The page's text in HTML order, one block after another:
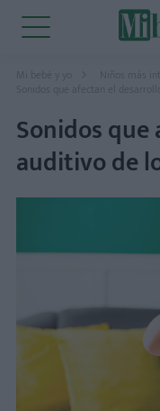
Mi bebé y yo Niños más
Sonidos que afectan el
Sonidos
auditivo de